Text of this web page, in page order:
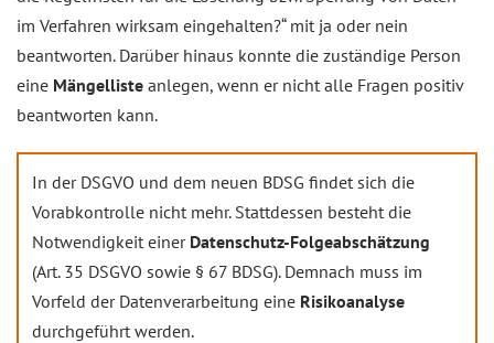
im Verfahren wirksam eingehalten?“ mit ja oder nein
beantworten. Darüber hinaus konnte die zuständige Person
eine Mängelliste anlegen, wenn er nicht alle Fragen positiv
beantworten kann.
In der DSGVO und dem neuen BDSG findet sich die
Vorabkontrolle nicht mehr. Stattdessen besteht die
Notwendigkeit einer Datenschutz-Folgeabschätzung
(Art. 35 DSGVO sowie § 67 BDSG). Demnach muss im
Vorfeld der Datenverarbeitung eine Risikoanalyse
durchgeführt werden.